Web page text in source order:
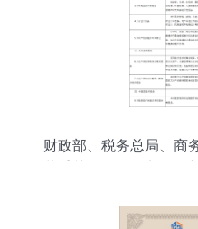
财政部、税务总局、商
算机系统